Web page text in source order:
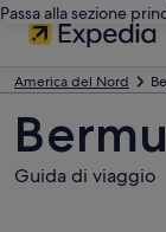
Passa alla sezione
America del Nord
Guida di viaggio